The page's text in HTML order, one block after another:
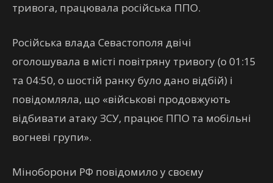
тривога, працювала російська ППО.
Російська влада Севастополя двічі
оголошувала в місті повітряну тривогу (о 01:15
та 04:50, о шостій ранку було дано відбій) і
повідомляла, що «військові продовжують
відбивати атаку ЗСУ, працює ППО та мобільні
вогневі групи».
Міноборони РФ повідомило у своєму